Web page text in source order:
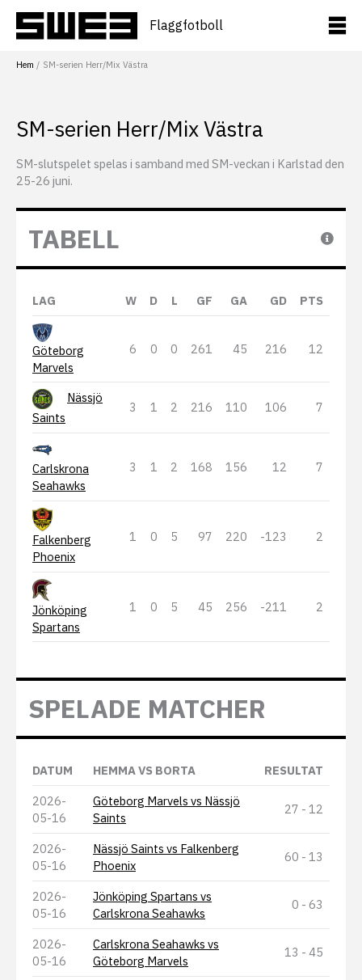
innehåll
Flaggfotboll
Hem SM-serien Herr/Mix Västra
SM-serien Herr/Mix Västra
SM-slutspelet spelas i samband med SM-veckan i Karlstad den
25-26 juni.
TABELL
LAG W D L GF GA GD PTS
Göteborg
Marvels
6 0 0 261 45 216 12
Nässjö
Saints
3 1 2 216 110 106 7
Carlskrona
Seahawks
3 1 2 168 156 12 7
Falkenberg
Phoenix
1 0 5 97 220 -123 2
Jönköping
Spartans
1 0 5 45 256 -211 2
SPELADE MATCHER
DATUM HEMMA VS BORTA
RESULTAT
2026-
05-16
Göteborg Marvels vs Nässjö
Saints
27 - 12
2026-
05-16
Nässjö Saints vs Falkenberg
Phoenix
60 - 13
2026-
05-16
Jönköping Spartans vs
Carlskrona Seahawks
0 - 63
2026-
05-16
Carlskrona Seahawks vs
Göteborg Marvels
13 - 45